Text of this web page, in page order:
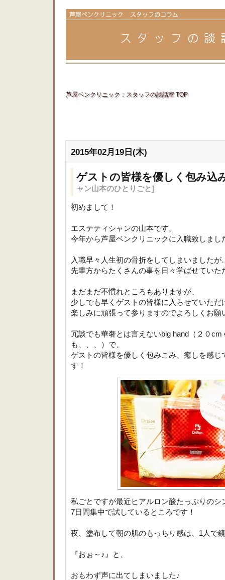
芦屋ベンクリニック：スタッフの談話室 TOP
2015年02月19日(木)
ゲストの皆様を優しく包み込
ャン山本のひとりごと]
初めまして！
エステティシャンの山本です。
今年から芦屋ベンクリニックに入職致しまし
入職早々人生初の骨折をしてしまいました
先輩方からたくさんの事を日々学ばせていた
まだまだ不慣れところもありますが、
少しでも早くゲストの皆様に入らせていただ
楽しみに頑張って参りますのでよろしくお願
冗談でも華奢とは言えないbig hand（２０cm
も、、、）で、
ゲストの皆様を優しく包みこみ、癒しを感じ
す！
私ごとですが最近ヒアルロン酸たっぷりのシ
7日間集中で試しているところです！
夜、塗布して朝の肌のもっちり感は、1人で
『おぉ～♪』と、
おもわず声に出てしまいました♪